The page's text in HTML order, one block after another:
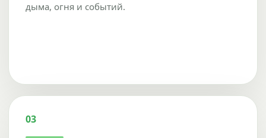
дыма, огня и событий.
03